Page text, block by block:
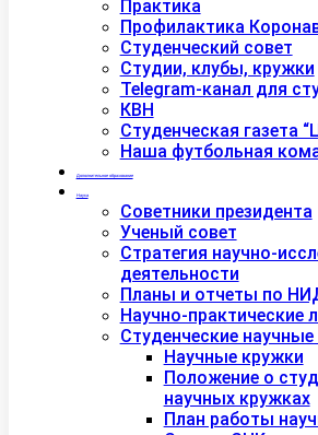
Практика
Профилактика
Студенческий совет
Студии, клубы, кружки
Telegram-канал для
КВН
Студенческая газета
Наша футбольная
Дополнительное образование
Наука
Советники президента
Ученый совет
Стратегия научно-
деятельности
Планы и отчеты по
Научно-практические
Студенческие
Научные кружки
Положение о
научных кружках
План работы